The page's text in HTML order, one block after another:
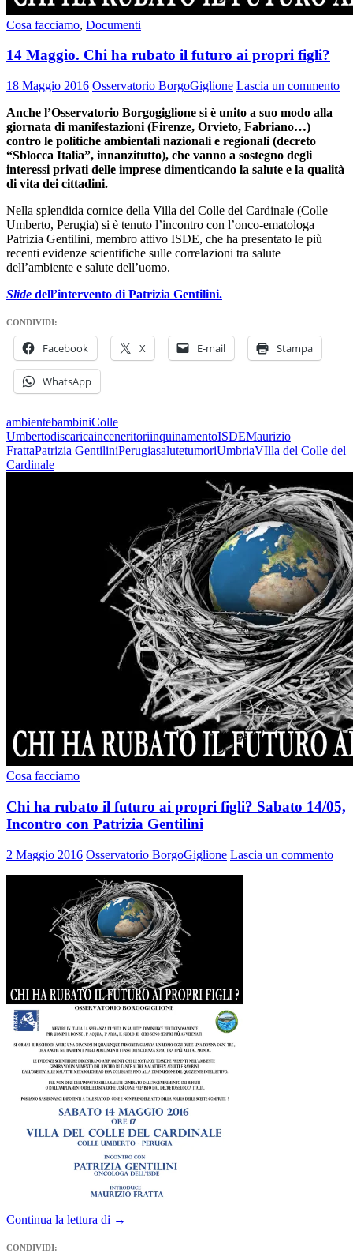
Cosa facciamo, Documenti
14 Maggio. Chi ha rubato il futuro ai propri figli?
18 Maggio 2016 Osservatorio BorgoGiglione Lascia un commento
Anche l’Osservatorio Borgogiglione si è unito a suo modo alla
giornata di manifestazioni (Firenze, Orvieto, Fabriano…)
contro le politiche ambientali nazionali e regionali (decreto
“Sblocca Italia”, innanzitutto), che vanno a sostegno degli
interessi privati delle imprese dimenticando la salute e la qualità
di vita dei cittadini.
Nella splendida cornice della Villa del Colle del Cardinale (Colle
Umberto, Perugia) si è tenuto l’incontro con l’onco-ematologa
Patrizia Gentilini, membro attivo ISDE, che ha presentato le più
recenti evidenze scientifiche sulle correlazioni tra salute
dell’ambiente e salute dell’uomo.
Slide dell’intervento di Patrizia Gentilini.
CONDIVIDI:
Facebook X E-mail Stampa
WhatsApp
ambientebambiniColle
UmbertodiscaricainceneritoriinquinamentoISDEMaurizio
FrattaPatrizia GentiliniPerugiasalutetumoriUmbriaVIlla del Colle del
Cardinale
Cosa facciamo
Chi ha rubato il futuro ai propri figli? Sabato 14/05,
Incontro con Patrizia Gentilini
2 Maggio 2016 Osservatorio BorgoGiglione Lascia un commento
Continua la lettura di Chi
→
CONDIVIDI: